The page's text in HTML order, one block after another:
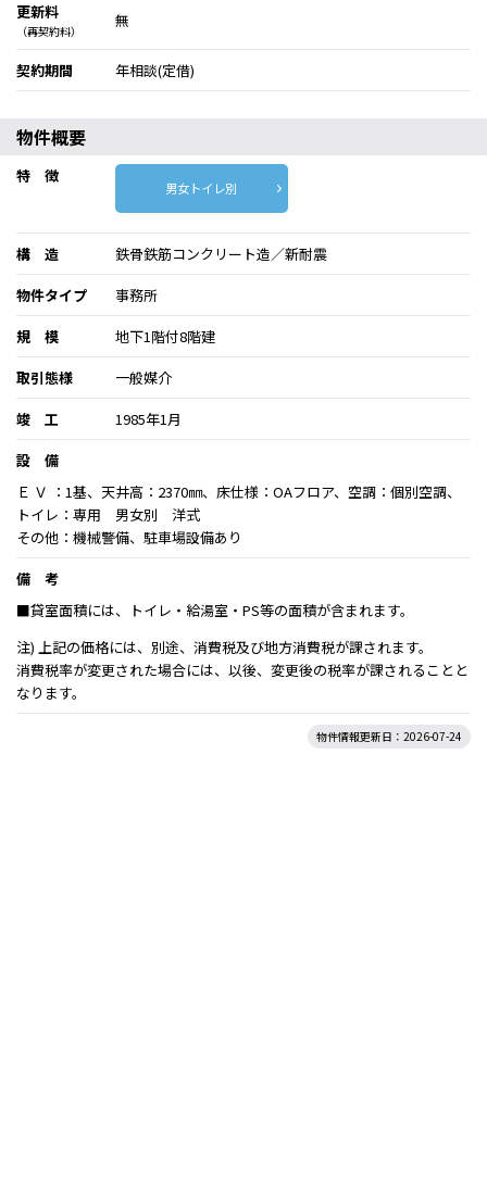
更新料
（再契約料）
無
契約期間 年相談(定借)
物件概要
特 徴
男女トイレ別
構 造
鉄骨鉄筋コンクリート造／新耐震
物件タイプ
事務所
規 模
地下1階付8階建
取引態様
一般媒介
竣 工
1985年1月
設 備
Ｅ Ｖ ：1基、天井高：2370㎜、床仕様：OAフロア、空調：個別空調、
トイレ：専用 男女別 洋式
その他：機械警備、駐車場設備あり
備 考
■貸室面積には、トイレ・給湯室・PS等の面積が含まれます。
注) 上記の価格には、別途、消費税及び地方消費税が課されます。
消費税率が変更された場合には、以後、変更後の税率が課されることと
なります。
物件情報更新日：2026-07-24